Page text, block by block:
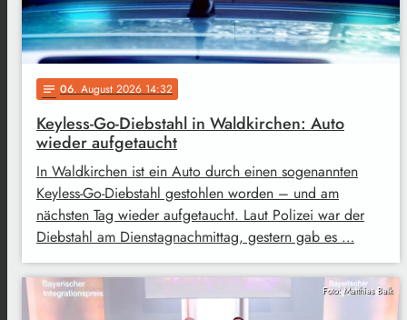
notes 06. August 2026 14:32
Keyless-Go-Diebstahl in Waldkirchen: Auto
wieder aufgetaucht
In Waldkirchen ist ein Auto durch einen sogenannten
Keyless-Go-Diebstahl gestohlen worden – und am
nächsten Tag wieder aufgetaucht. Laut Polizei war der
Diebstahl am Dienstagnachmittag, gestern gab es …
Foto: Matthias Balk